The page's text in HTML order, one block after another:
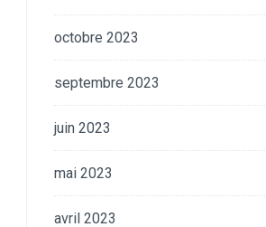
octobre 2023
septembre 2023
juin 2023
mai 2023
avril 2023